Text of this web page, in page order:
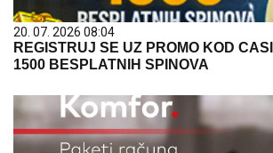
20. 07. 2026 08:04
REGISTRUJ SE UZ PROMO KOD
1500 BESPLATNIH SPINOVA